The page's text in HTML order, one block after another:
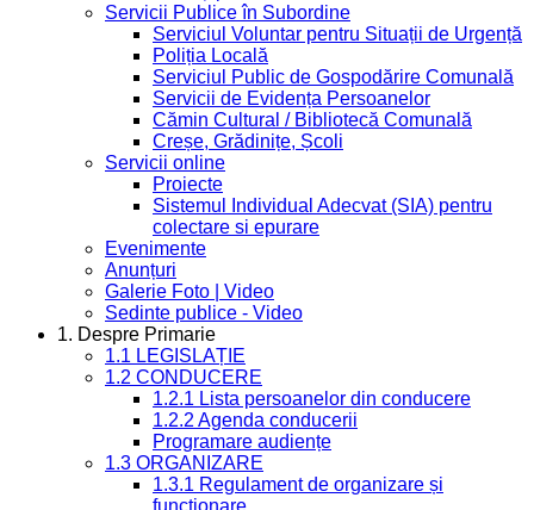
Servicii Publice în Subordine
Serviciul Voluntar pentru Situații de Urgență
Poliția Locală
Serviciul Public de Gospodărire Comunală
Servicii de Evidența Persoanelor
Cămin Cultural / Bibliotecă Comunală
Creșe, Grădinițe, Școli
Servicii online
Proiecte
Sistemul Individual Adecvat (SIA) pentru
colectare si epurare
Evenimente
Anunțuri
Galerie Foto | Video
Sedinte publice - Video
1. Despre Primarie
1.1 LEGISLAȚIE
1.2 CONDUCERE
1.2.1 Lista persoanelor din conducere
1.2.2 Agenda conducerii
Programare audiențe
1.3 ORGANIZARE
1.3.1 Regulament de organizare și
funcționare